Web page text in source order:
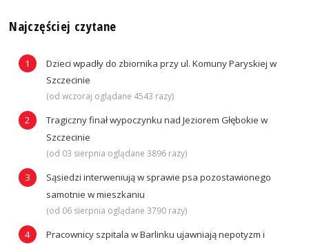
Najczęściej czytane
Dzieci wpadły do zbiornika przy ul. Komuny Paryskiej w
Szczecinie
(od wczoraj oglądane 4543 razy)
Tragiczny finał wypoczynku nad Jeziorem Głębokie w
Szczecinie
(od 03 sierpnia oglądane 3896 razy)
Sąsiedzi interweniują w sprawie psa pozostawionego
samotnie w mieszkaniu
(od 06 sierpnia oglądane 3790 razy)
Pracownicy szpitala w Barlinku ujawniają nepotyzm i